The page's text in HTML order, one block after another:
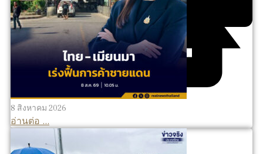
8 สิงหาคม 2026
อ่านต่อ ...